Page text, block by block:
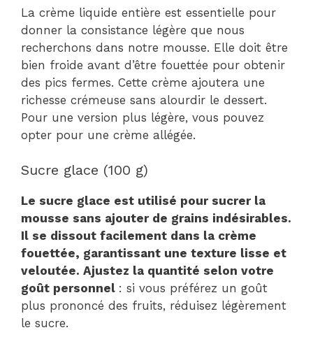
La crème liquide entière est essentielle pour
donner la consistance légère que nous
recherchons dans notre mousse. Elle doit être
bien froide avant d’être fouettée pour obtenir
des pics fermes. Cette crème ajoutera une
richesse crémeuse sans alourdir le dessert.
Pour une version plus légère, vous pouvez
opter pour une crème allégée.
Sucre glace (100 g)
Le sucre glace est utilisé pour sucrer la
mousse sans ajouter de grains indésirables.
Il se dissout facilement dans la crème
fouettée, garantissant une texture lisse et
veloutée. Ajustez la quantité selon votre
goût personnel : si vous préférez un goût
plus prononcé des fruits, réduisez légèrement
le sucre.